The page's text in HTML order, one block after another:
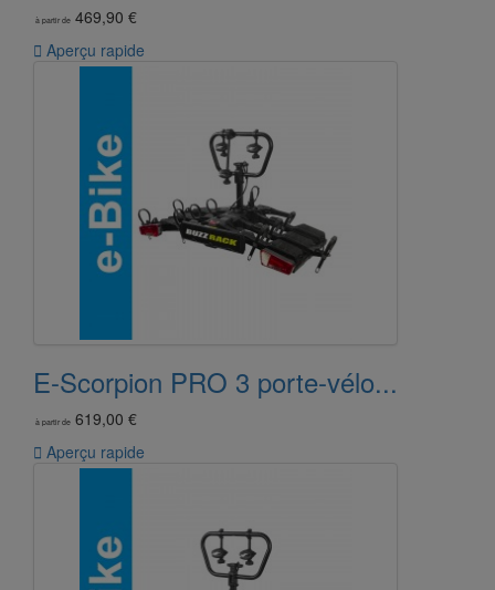
à partir de 469,90 €
 Aperçu rapide
E-Scorpion PRO 3 porte-vélo...
à partir de 619,00 €
 Aperçu rapide